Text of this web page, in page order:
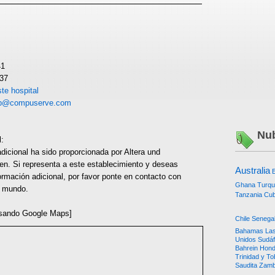
hospital
ha sido proporcionada por Altera und
Si representa a este establecimiento y deseas
adicional, por favor ponte en contacto con
Google Maps]
Australia
Ghana
Tanzania
Chile Senegal
Bahamas
Unidos
Bahrein
Trinidad y
Saudita